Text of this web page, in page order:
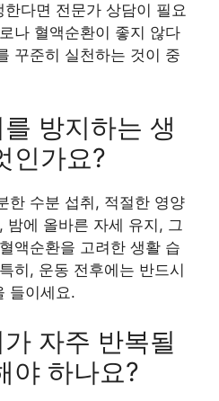
다면 전문가 상담이 필요
나 혈액순환이 좋지 않다
꾸준히 실천하는 것이 중
방지하는 생
인가요?
한 수분 섭취, 적절한 영양
밤에 올바른 자세 유지, 그
액순환을 고려한 생활 습
히, 운동 전후에는 반드시
들이세요.
자주 반복될
야 하나요?